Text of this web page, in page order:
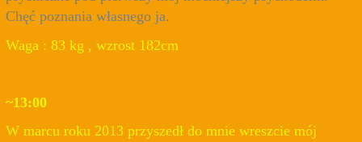
Chęć poznania własnego ja.
Waga : 83 kg , wzrost 182cm
~13:00
W marcu roku 2013 przyszedł do mnie wreszcie mój